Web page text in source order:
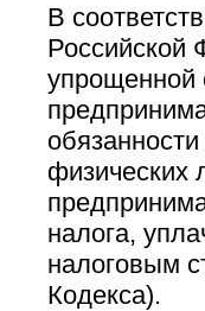
В
Российской
упрощенной
физических
налога,
налоговым
Кодекса).